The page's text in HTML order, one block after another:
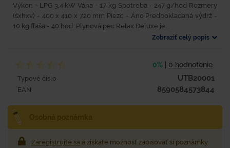
Výkon - LPG 3,4 kW Váha - 17 kg Spotreba - 247 g/hod Rozmery
(šxhxv) - 400 x 410 x 720 mm Piezo - Áno Predpokladaná výdrž -
10 kg fľaša - 40 hod. Plynová pec Relax Deluxe je...
Zobraziť celý popis
0% 0 hodnotenie
Typové číslo UTB20001
EAN 8590584573844
Zaregistrujte sa a získate možnosť zapisovať si poznámky